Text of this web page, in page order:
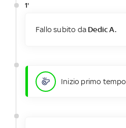
1'
Fallo subito da Dedic A.
Inizio primo tempo